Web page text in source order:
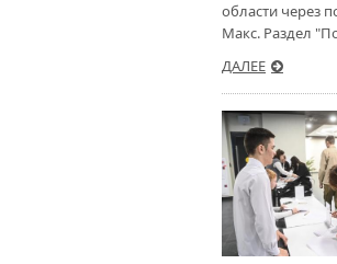
области через
Макс. Раздел
ДАЛЕЕ